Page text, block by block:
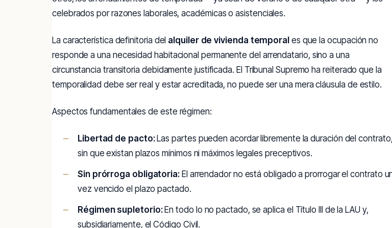
celebrados por razones laborales, académicas o asistenciales.
La característica definitoria del alquiler de vivienda temporal es que la ocupación no
responde a una necesidad habitacional permanente del arrendatario, sino a una
circunstancia transitoria debidamente justificada. El Tribunal Supremo ha reiterado que la
temporalidad debe ser real y estar acreditada, no puede ser una mera cláusula de estilo.
Aspectos fundamentales de este régimen:
Libertad de pacto:Las partes pueden acordar libremente la duración del contrato,
sin que existan plazos mínimos ni máximos legales preceptivos.
Sin prórroga obligatoria: El arrendador no está obligado a prorrogar el contrato
vez vencido el plazo pactado.
Régimen supletorio:En todo lo no pactado, se aplica el Título III de la LAU y,
subsidiariamente, el Código Civil.